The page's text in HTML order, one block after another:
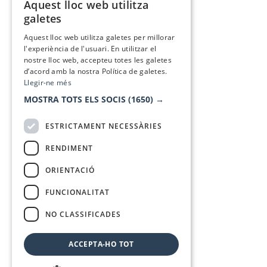
Aquest lloc web utilitza
galetes
Aquest lloc web utilitza galetes per millorar
l'experiència de l'usuari. En utilitzar el
nostre lloc web, accepteu totes les galetes
d’acord amb la nostra Política de galetes.
Llegir-ne més
MOSTRA TOTS ELS SOCIS (1650) →
ESTRICTAMENT NECESSÀRIES
RENDIMENT
ORIENTACIÓ
FUNCIONALITAT
NO CLASSIFICADES
ACCEPTA-HO TOT